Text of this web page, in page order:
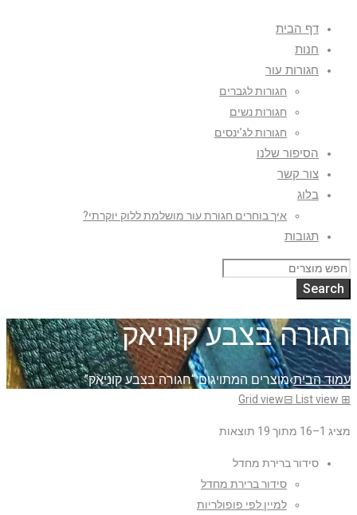
דף הבית
חנות
חגורות עור
חגורות לגברים
חגורות נשים
חגורות לג’ינסים
הסיפור שלנו
צור קשר
בלוג
איך בוחרים חגורת עור מושלמת ללוק יוקרתי?
תגובות
חגורה בצבע קוניאק
עמוד הבית›מוצרים המתויגים “חגורה בצבע קוניאק”
⊞
Grid view⊟ List view
מציג 1–16 מתוך 19 תוצאות
סידור ברירת מחדל
סידור ברירת מחדל
למיין לפי פופולריות